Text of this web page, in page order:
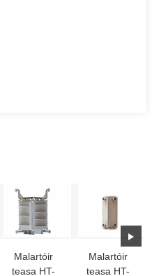
Malartóir
teasa HT-
Malartóir
teasa HT-